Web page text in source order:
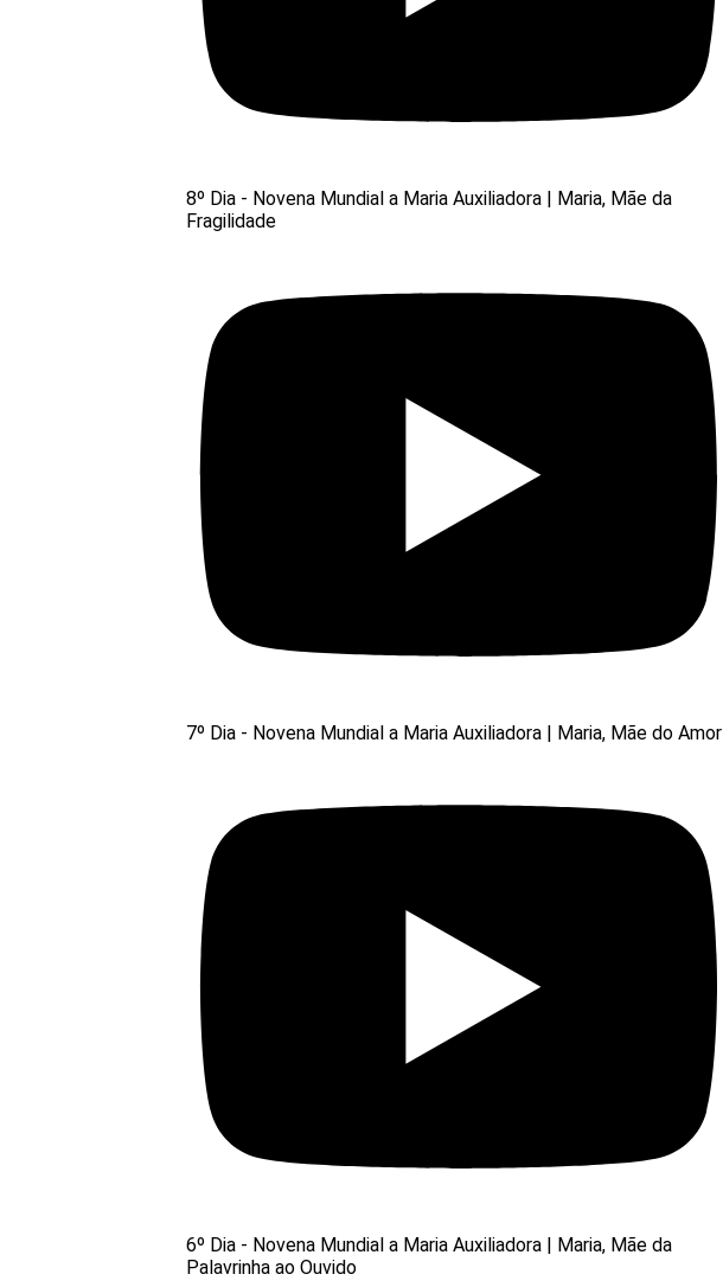
8º Dia - Novena Mundial a Maria Auxiliadora | Maria, Mãe da
Fragilidade
7º Dia - Novena Mundial a Maria Auxiliadora | Maria, Mãe do Amor
6º Dia - Novena Mundial a Maria Auxiliadora | Maria, Mãe da
Palavrinha ao Ouvido